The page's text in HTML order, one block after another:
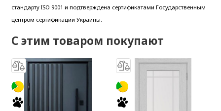
стандарту ISO 9001 и подтверждена сертификатами Государственным
центром сертификации Украины.
С этим товаром покупают